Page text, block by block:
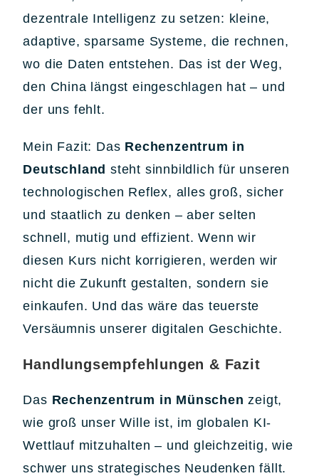
dezentrale Intelligenz zu setzen: kleine,
adaptive, sparsame Systeme, die rechnen,
wo die Daten entstehen. Das ist der Weg,
den China längst eingeschlagen hat – und
der uns fehlt.
Mein Fazit: Das Rechenzentrum in
Deutschland steht sinnbildlich für unseren
technologischen Reflex, alles groß, sicher
und staatlich zu denken – aber selten
schnell, mutig und effizient. Wenn wir
diesen Kurs nicht korrigieren, werden wir
nicht die Zukunft gestalten, sondern sie
einkaufen. Und das wäre das teuerste
Versäumnis unserer digitalen Geschichte.
Handlungsempfehlungen & Fazit
Das Rechenzentrum in Münschen zeigt,
wie groß unser Wille ist, im globalen KI-
Wettlauf mitzuhalten – und gleichzeitig, wie
schwer uns strategisches Neudenken fällt.